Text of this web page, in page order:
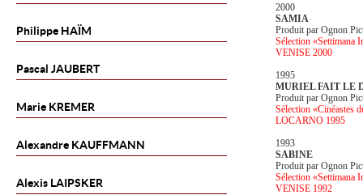
Philippe HAÏM
Pascal JAUBERT
Marie KREMER
Alexandre KAUFFMANN
Alexis LAIPSKER
2000
SAMIA
Produit par Ognon
Sélection «Settimana
VENISE 2000
1995
MURIEL FAIT LE
Produit par Ognon
Sélection «Cinéastes
LOCARNO 1995
1993
SABINE
Produit par Ognon
Sélection «Settimana
VENISE 1992